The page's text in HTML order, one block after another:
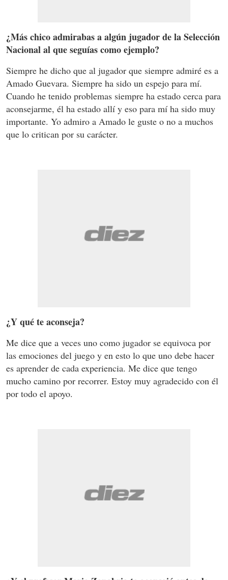
¿Más chico admirabas a algún jugador de la Selección
Nacional al que seguías como ejemplo?
Siempre he dicho que al jugador que siempre admiré es a
Amado Guevara. Siempre ha sido un espejo para mí.
Cuando he tenido problemas siempre ha estado cerca para
aconsejarme, él ha estado allí y eso para mí ha sido muy
importante. Yo admiro a Amado le guste o no a muchos
que lo critican por su carácter.
¿Y qué te aconseja?
Me dice que a veces uno como jugador se equivoca por
las emociones del juego y en esto lo que uno debe hacer
es aprender de cada experiencia. Me dice que tengo
mucho camino por recorrer. Estoy muy agradecido con él
por todo el apoyo.